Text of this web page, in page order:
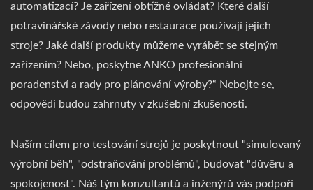
automatizací? Je zařízení obtížné ovládat? Které další
potravinářské závody nebo restaurace používají jejich
stroje? Jaké další produkty můžeme vyrábět se stejným
zařízením? Nebo, poskytne ANKO profesionální
poradenství a rady pro plánování výroby?“ Nebojte se,
odpovědi budou zahrnuty v zkušební zkušenosti.
Naším cílem pro testování strojů je poskytnout "simulovaný
výrobní běh", "odstraňování problémů", budovat "důvěru a
spokojenost". Náš tým konzultantů a inženýrů vás podpoří